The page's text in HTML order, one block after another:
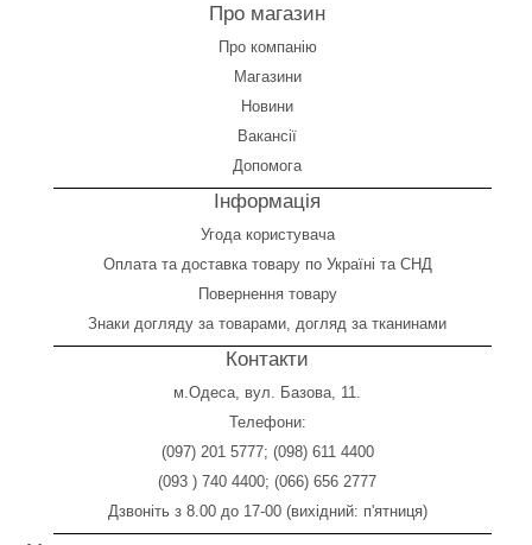
Про магазин
Про компанію
Магазини
Новини
Вакансії
Допомога
Інформація
Угода користувача
Оплата та доставка товару по Україні та СНД
Повернення товару
Знаки догляду за товарами, догляд за тканинами
Контакти
м.Одеса, вул. Базова, 11.
Телефони:
(097) 201 5777; (098) 611 4400
(093 ) 740 4400; (066) 656 2777
Дзвоніть з 8.00 до 17-00 (вихідний: п'ятниця)